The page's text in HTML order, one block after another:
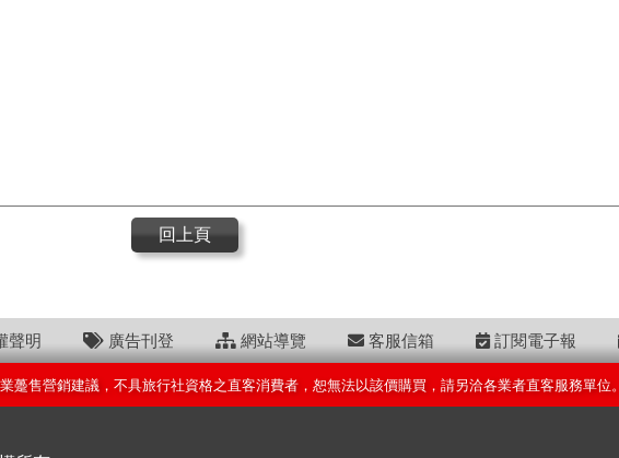
回上頁
聲明 廣告刊登 網站導覽 客服信箱 訂閱電子報
躉售營銷建議，不具旅行社資格之直客消費者，恕無法以該價購買，請另洽各業者直客服務單位。